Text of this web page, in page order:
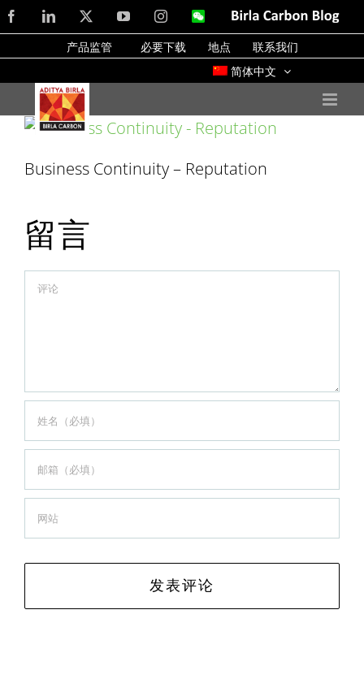
Skip
to
content
FacebookLinkedIn YouTubeInstagramWeChatBirla
Blog
产品监管 必要下载 地点
联系我们
简体中文
Business Continuity – Reputation
留言
Comment